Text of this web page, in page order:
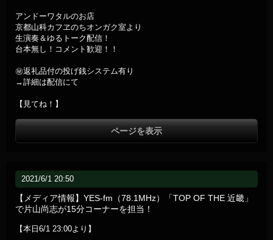
アンドーワタルのお店
京都山科カフヱのちオンガク室より
生演奏＆ゆるトーク配信！
台本無し！コメント歓迎！！
㊙返礼品付の投げ銭システム有り
→詳細は配信にて
【見てね！】
ページを表示
2021/6/1 20:50
【メディア情報】YES-fm（78.1MHz）「TOP OF THE 近畿」
で片山尚志が15分コーナーを担当！
【本日6/1 23:00より】